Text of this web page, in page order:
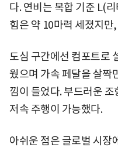
다. 연비는 복합 기준 L(
힘은 약 10마력 세졌지만
도심 구간에선 컴포트로
웠으며 가속 페달을 살짝
낌이 들었다. 부드러운
저속 주행이 가능했다.
아쉬운 점은 글로벌 시장